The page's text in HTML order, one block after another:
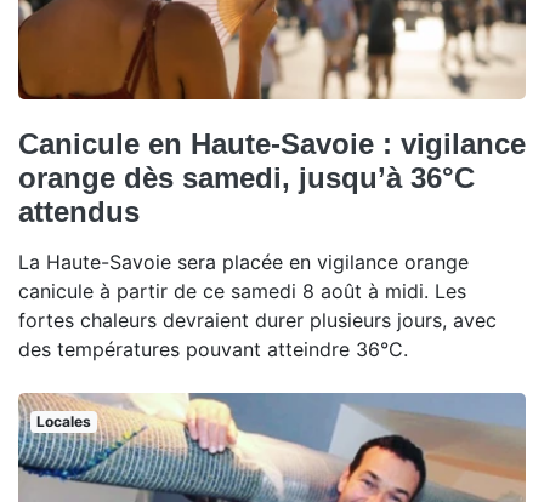
Canicule en Haute-Savoie : vigilance
orange dès samedi, jusqu’à 36°C
attendus
La Haute-Savoie sera placée en vigilance orange
canicule à partir de ce samedi 8 août à midi. Les
fortes chaleurs devraient durer plusieurs jours, avec
des températures pouvant atteindre 36°C.
Locales